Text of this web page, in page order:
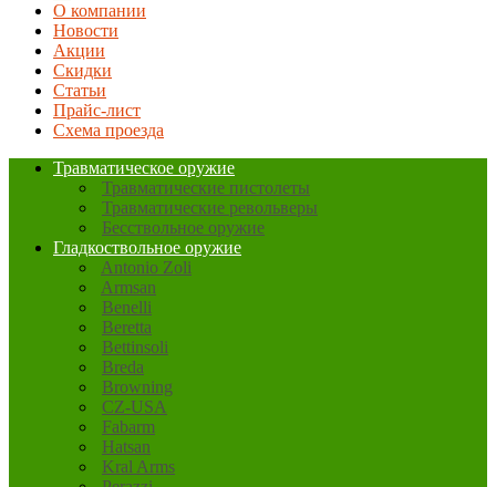
О компании
Новости
Акции
Скидки
Статьи
Прайс-лист
Схема проезда
Травматическое оружие
Травматические пистолеты
Травматические револьверы
Бесствольное оружие
Гладкоствольное оружие
Antonio Zoli
Armsan
Benelli
Beretta
Bettinsoli
Breda
Browning
CZ-USA
Fabarm
Hatsan
Kral Arms